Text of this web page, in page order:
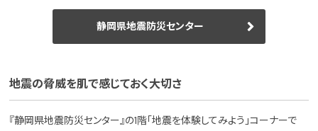
静岡県地震防災センター
地震の脅威を肌で感じておく大切さ
『静岡県地震防災センター』の1階「地震を体験してみよう」コーナーで